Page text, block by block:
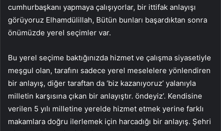
cumhurbaşkanı yapmaya çalışıyorlar, bir ittifak anlayışı
görüyoruz Elhamdülillah, Bütün bunları başardıktan sonra
önümüzde yerel seçimler var.
Bu yerel seçime baktığınızda hizmet ve çalışma siyasetiyle
meşgul olan, tarafını sadece yerel meselelere yönlendiren
bir anlayış, diğer taraftan da ‘biz kazanıyoruz’ yalanıyla
milletin karşısına çıkan bir anlayıştır. öndeyiz’. Kendisine
verilen 5 yılı milletine yerelde hizmet etmek yerine farklı
makamlara doğru ilerlemek için harcadığı bir anlayış. Şehri